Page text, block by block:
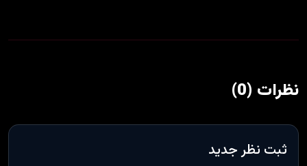
نظرات (0)
ثبت نظر جدید